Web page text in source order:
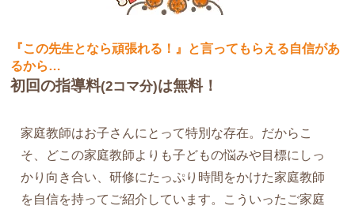
『この先生となら頑張れる！』と言ってもらえる自信があ
るから…
初回の指導料(2コマ分)は無料！
家庭教師はお子さんにとって特別な存在。だからこ
そ、どこの家庭教師よりも子どもの悩みや目標にしっ
かり向き合い、研修にたっぷり時間をかけた家庭教師
を自信を持ってご紹介しています。こういったご家庭